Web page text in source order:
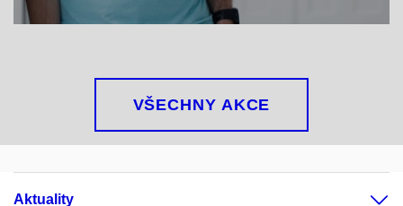
VŠECHNY AKCE
Aktuality